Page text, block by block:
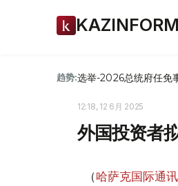
KAZINFORM
趋势:选举-2026总统府任免
12:18, 12 6月 2025
外国投资者
（哈萨克国际通